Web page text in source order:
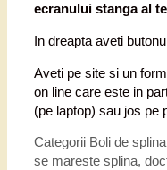
ecranului stanga al
In dreapta aveti
Aveti pe site si un
on line care este in
(pe laptop) sau jos pe
Categorii Boli de splina
se mareste splina,